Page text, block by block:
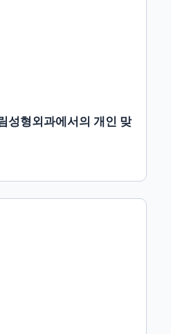
성형외과에서의 개인 맞